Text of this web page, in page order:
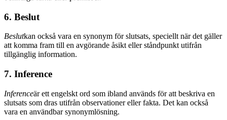
6. Beslut
Beslutkan också vara en synonym för slutsats, speciellt när det gäller
att komma fram till en avgörande åsikt eller ståndpunkt utifrån
tillgänglig information.
7. Inference
Inferenceär ett engelskt ord som ibland används för att beskriva en
slutsats som dras utifrån observationer eller fakta. Det kan också
vara en användbar synonymlösning.